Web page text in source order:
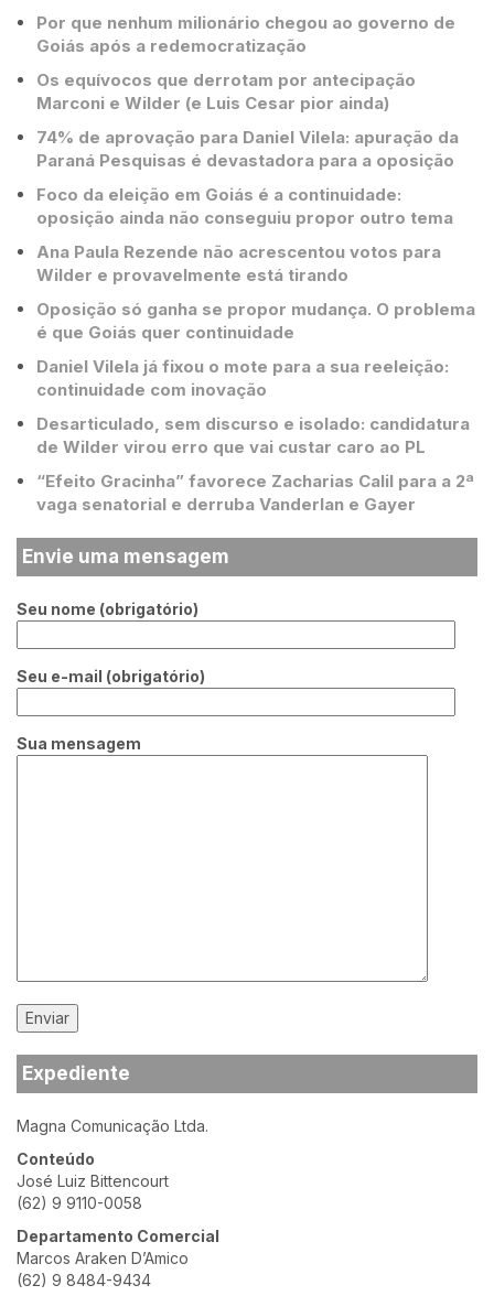
Por que nenhum milionário chegou ao governo de
Goiás após a redemocratização
Os equívocos que derrotam por antecipação
Marconi e Wilder (e Luis Cesar pior ainda)
74% de aprovação para Daniel Vilela: apuração da
Paraná Pesquisas é devastadora para a oposição
Foco da eleição em Goiás é a continuidade:
oposição ainda não conseguiu propor outro tema
Ana Paula Rezende não acrescentou votos para
Wilder e provavelmente está tirando
Oposição só ganha se propor mudança. O problema
é que Goiás quer continuidade
Daniel Vilela já fixou o mote para a sua reeleição:
continuidade com inovação
Desarticulado, sem discurso e isolado: candidatura
de Wilder virou erro que vai custar caro ao PL
“Efeito Gracinha” favorece Zacharias Calil para a 2ª
vaga senatorial e derruba Vanderlan e Gayer
Envie uma mensagem
Seu nome (obrigatório)
Seu e-mail (obrigatório)
Sua mensagem
Expediente
Magna Comunicação Ltda.
Conteúdo
José Luiz Bittencourt
(62) 9 9110-0058
Departamento Comercial
Marcos Araken D’Amico
(62) 9 8484-9434